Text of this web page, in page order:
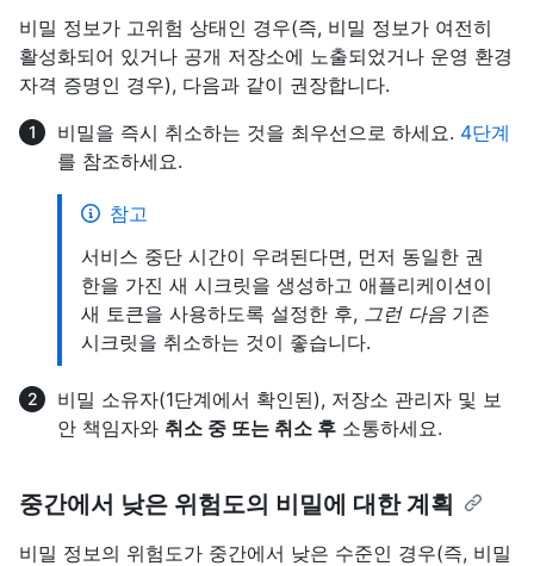
비밀 정보가 고위험 상태인 경우(즉, 비밀 정보가 여전히
활성화되어 있거나 공개 저장소에 노출되었거나 운영 환경
자격 증명인 경우), 다음과 같이 권장합니다.
비밀을 즉시 취소하는 것을 최우선으로 하세요. 4단계
를 참조하세요.
참고
서비스 중단 시간이 우려된다면, 먼저 동일한 권
한을 가진 새 시크릿을 생성하고 애플리케이션이
새 토큰을 사용하도록 설정한 후, 그런 다음 기존
시크릿을 취소하는 것이 좋습니다.
비밀 소유자(1단계에서 확인된), 저장소 관리자 및 보
안 책임자와 취소 중 또는 취소 후 소통하세요.
중간에서 낮은 위험도의 비밀에 대한 계획
비밀 정보의 위험도가 중간에서 낮은 수준인 경우(즉, 비밀